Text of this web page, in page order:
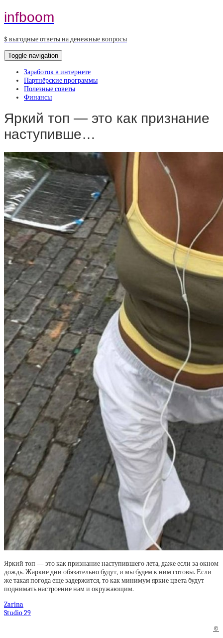
infboom
$ выгодные ответы на денежные вопросы
Toggle navigation
Заработок в интернете
Партнёрские программы
Полезные советы
Финансы
Яркий топ — это как признание
наступивше…
Яркий топ — это как признание наступившего лета, даже если за окном
дождь. Жаркие дни обязательно будут, и мы будем к ним готовы. Если
же такая погода еще задержится, то как минимум яркие цвета будут
поднимать настроение нам и окружающим.
Zarina
Studio 29
©